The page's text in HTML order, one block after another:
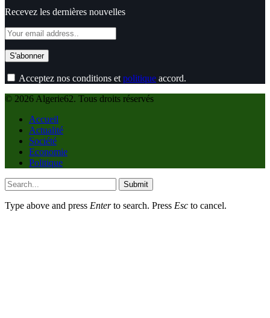
Recevez les dernières nouvelles
Acceptez nos conditions etpolitique accord.
© 2026 Algerie62. Tous droits réservés
Accueil
Actualité
Société
Economie
Politique
Submit
Type above and press Enterto search. Press Esc to cancel.